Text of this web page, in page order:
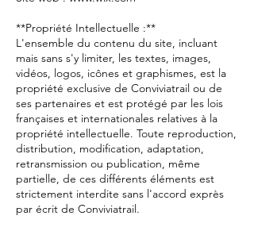
**Propriété Intellectuelle :**
L'ensemble du contenu du site, incluant
mais sans s'y limiter, les textes, images,
vidéos, logos, icônes et graphismes, est la
propriété exclusive de Conviviatrail ou de
ses partenaires et est protégé par les lois
françaises et internationales relatives à la
propriété intellectuelle. Toute reproduction,
distribution, modification, adaptation,
retransmission ou publication, même
partielle, de ces différents éléments est
strictement interdite sans l'accord exprès
par écrit de Conviviatrail.